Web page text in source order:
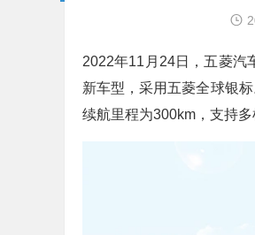
2022年11月24日，五菱
新车型，采用五菱全球银
续航里程为300km，支持